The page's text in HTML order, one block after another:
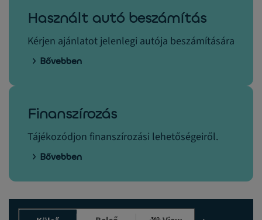
Használt autó beszámítás
Kérjen ajánlatot jelenlegi autója beszámítására
Bővebben
Finanszírozás
Tájékozódjon finanszírozási lehetőségeiről.
Bővebben